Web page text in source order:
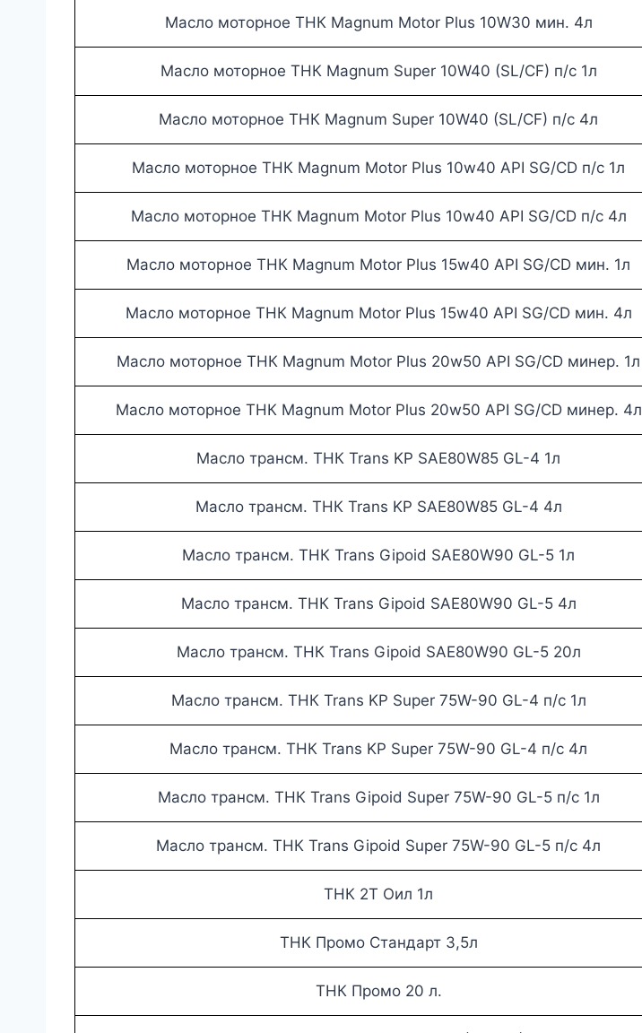
Масло моторное ТНК Magnum Motor Plus 10W30 мин. 4л
Масло моторное ТНК Magnum Super 10W40 (SL/CF) п/с 1л
Масло моторное ТНК Magnum Super 10W40 (SL/CF) п/с 4л
Масло моторное ТНК Magnum Motor Plus 10w40 API SG/CD п/с 1л
Масло моторное ТНК Magnum Motor Plus 10w40 API SG/CD п/с 4л
Масло моторное ТНК Magnum Motor Plus 15w40 API SG/CD мин. 1л
Масло моторное ТНК Magnum Motor Plus 15w40 API SG/CD мин. 4л
Масло моторное ТНК Magnum Motor Plus 20w50 API SG/CD минер. 1л
Масло моторное ТНК Magnum Motor Plus 20w50 API SG/CD минер. 4л
Масло трансм. ТНК Trans KP SAE80W85 GL-4 1л
Масло трансм. ТНК Trans KP SAE80W85 GL-4 4л
Масло трансм. ТНК Trans Gipoid SAE80W90 GL-5 1л
Масло трансм. ТНК Trans Gipoid SAE80W90 GL-5 4л
Масло трансм. ТНК Trans Gipoid SAE80W90 GL-5 20л
Масло трансм. ТНК Trans KP Super 75W-90 GL-4 п/с 1л
Масло трансм. ТНК Trans KP Super 75W-90 GL-4 п/с 4л
Масло трансм. ТНК Trans Gipoid Super 75W-90 GL-5 п/с 1л
Масло трансм. ТНК Trans Gipoid Super 75W-90 GL-5 п/с 4л
ТНК 2Т Оил 1л
ТНК Промо Стандарт 3,5л
ТНК Промо 20 л.